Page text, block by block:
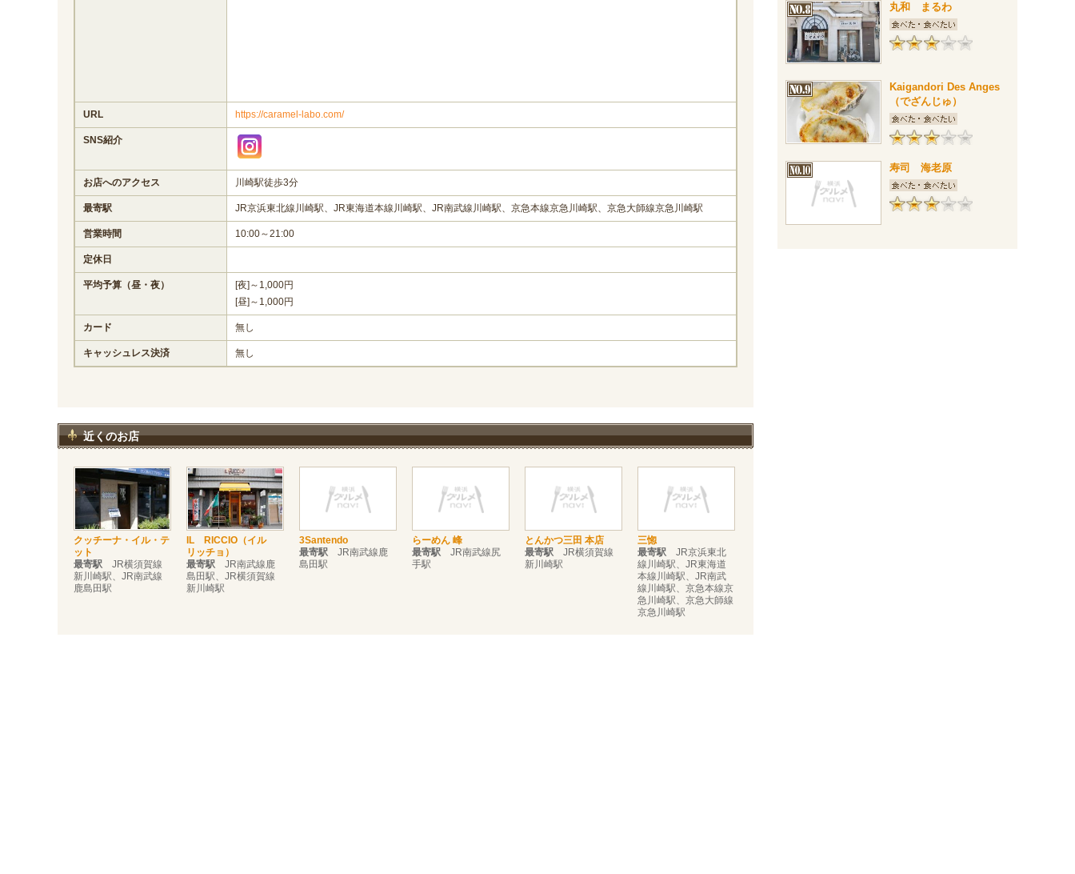
URL https://caramel-labo.com/
SNS紹介
お店へのアクセス 川崎駅徒歩3分
最寄駅 JR京浜東北線川崎駅、JR東海道本線川崎駅、JR南武線川崎駅、京急本線京急川崎駅、京急大師線京急川崎駅
営業時間 10:00～21:00
定休日
平均予算（昼・夜）
[夜]～1,000円
[昼]～1,000円
カード 無し
キャッシュレス決済 無し
近くのお店
クッチーナ・イル・テ
ット
最寄駅 JR横須賀線
新川崎駅、JR南武線
鹿島田駅
IL RICCIO（イル
リッチョ）
最寄駅 JR南武線鹿
島田駅、JR横須賀線
新川崎駅
3Santendo
最寄駅 JR南武線鹿
島田駅
らーめん 峰
最寄駅 JR南武線尻
手駅
とんかつ三田 本店
最寄駅 JR横須賀線
新川崎駅
三惚
最寄駅 JR京浜東北
線川崎駅、JR東海道
本線川崎駅、JR南武
線川崎駅、京急本線京
急川崎駅、京急大師線
京急川崎駅
丸和 まるわ
Kaigandori Des Anges
（でざんじゅ）
寿司 海老原